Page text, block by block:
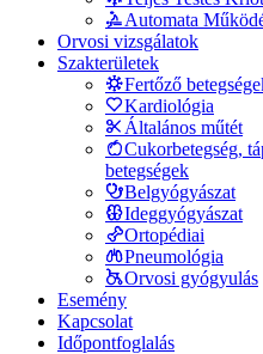
Automata
Orvosi vizsgálatok
Szakterületek
Fertőző
Kardiológia
Általános műtét
Cukorbetegség,
betegségek
Belgyógyászat
Ideggyógyászat
Ortopédiai
Pneumológia
Orvosi gyógyulás
Esemény
Kapcsolat
Időpontfoglalás